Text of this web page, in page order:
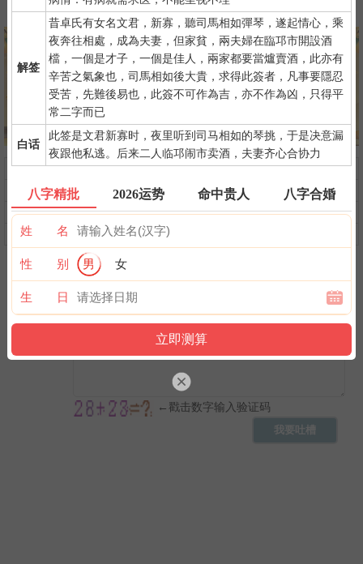
解签
昔卓氏有女名文君，新寡，聽司馬相如彈琴，遂起情心，乘
夜奔往相處，成為夫妻，但家貧，兩夫婦在臨邛市開設酒
檔，一個是才子，一個是佳人，兩家都要當爐賣酒，此亦有
辛苦之氣象也，司馬相如後大貴，求得此簽者，凡事要隱忍
受苦，先難後易也，此簽不可作為吉，亦不作為凶，只得平
常二字而已
白话
此签是文君新寡时，夜里听到司马相如的琴挑，于是决意漏
夜跟他私逃。后来二人临邛闹市卖酒，夫妻齐心合协力
八字精批 2026运势 命中贵人 八字合婚
姓 名
性 别 男 女
生 日
八字终身运 河洛一生婚禄 精品轮回书
问前程 命中贵人
第一桶金
命中小人
命中劫财
命中债主
横财运
后天富贵
隐藏财禄
旺夫旺妻
翻身转机